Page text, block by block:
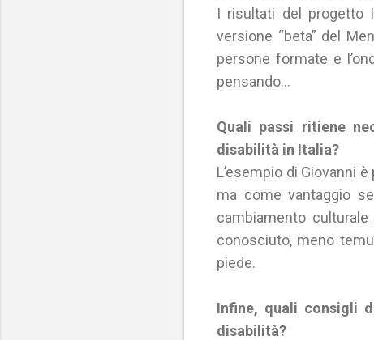
I risultati del progetto
versione “beta” del
persone formate e
pensando…
Quali passi ritiene
disabilità in Italia?
L’esempio di Giovanni
ma come vantaggio
cambiamento
conosciuto, meno
piede.
Infine, quali consigli
disabilità?